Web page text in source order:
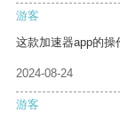
游客
这款加速器app的操
2024-08-24
游客